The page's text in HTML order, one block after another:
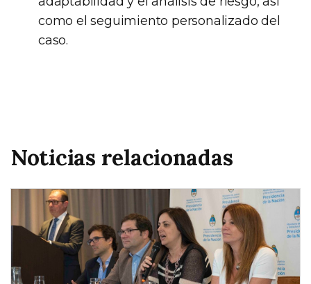
como el seguimiento personalizado del
caso.
Noticias relacionadas